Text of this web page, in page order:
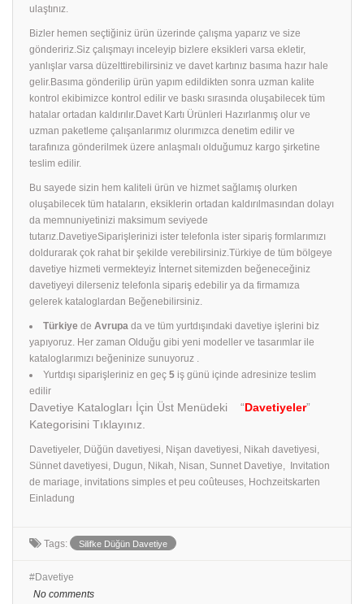
ulaştınız.
Bizler hemen seçtiğiniz ürün üzerinde çalışma yaparız ve size
göndeririz.Siz çalışmayı inceleyip bizlere eksikleri varsa ekletir,
yanlışlar varsa düzelttirebilirsiniz ve davet kartınız basıma hazır hale
gelir.Basıma gönderilip ürün yapım edildikten sonra uzman kalite
kontrol ekibimizce kontrol edilir ve baskı sırasında oluşabilecek tüm
hatalar ortadan kaldırılır.Davet Kartı Ürünleri Hazırlanmış olur ve
uzman paketleme çalışanlarımız olurımızca denetim edilir ve
tarafınıza gönderilmek üzere anlaşmalı olduğumuz kargo şirketine
teslim edilir.
Bu sayede sizin hem kaliteli ürün ve hizmet sağlamış olurken
oluşabilecek tüm hataların, eksiklerin ortadan kaldırılmasından dolayı
da memnuniyetinizi maksimum seviyede
tutarız.DavetiyeSiparişlerinizi ister telefonla ister sipariş formlarımızı
doldurarak çok rahat bir şekilde verebilirsiniz.Türkiye de tüm bölgeye
davetiye hizmeti vermekteyiz İnternet sitemizden beğeneceğiniz
davetiyeyi dilerseniz telefonla sipariş edebilir ya da firmamıza
gelerek kataloglardan Beğenebilirsiniz.
Türkiye de Avrupa da ve tüm yurtdışındaki davetiye işlerini biz
yapıyoruz. Her zaman Olduğu gibi yeni modeller ve tasarımlar ile
kataloglarımızı beğeninize sunuyoruz .
Yurtdışı siparişleriniz en geç 5 iş günü içinde adresinize teslim
edilir
Davetiye Katalogları İçin Üst Menüdeki “Davetiyeler”
Kategorisini Tıklayınız.
Davetiyeler, Düğün davetiyesi, Nişan davetiyesi, Nikah davetiyesi,
Sünnet davetiyesi, Dugun, Nikah, Nisan, Sunnet Davetiye, Invitation
de mariage, invitations simples et peu coûteuses, Hochzeitskarten
Einladung
Tags: Silifke‎ Düğün Davetiye
Davetiye
No comments